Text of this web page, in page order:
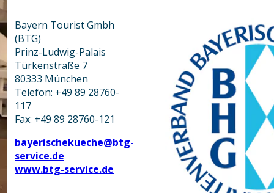
Bayern Tourist Gmbh
(BTG)
Prinz-Ludwig-Palais
Türkenstraße 7
80333 München
Telefon: +49 89 28760-
117
Fax: +49 89 28760-121
bayerischekueche@btg-
service.de
www.btg-service.de